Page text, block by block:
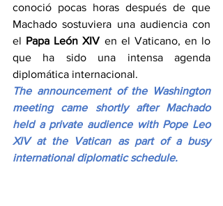
conoció pocas horas después de que
Machado sostuviera una audiencia con
el Papa León XIV en el Vaticano, en lo
que ha sido una intensa agenda
diplomática internacional.
The announcement of the Washington
meeting came shortly after Machado
held a private audience with Pope Leo
XIV at the Vatican as part of a busy
international diplomatic schedule.